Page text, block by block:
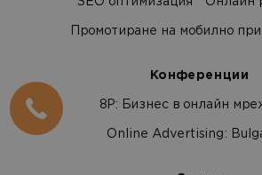
Промотиране на мобилно
Конференции
8Р: Бизнес в онлайн
Online Advertising: